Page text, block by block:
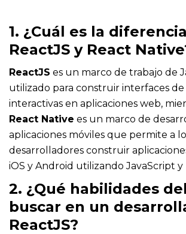
1. ¿Cuál es la
ReactJS y React
ReactJS es un marco de trabajo de
utilizado para construir interfaces
interactivas en aplicaciones web,
React Native es un marco de
aplicaciones móviles que permite a
desarrolladores construir
iOS y Android utilizando JavaScript y
2. ¿Qué habilidades
buscar en un
ReactJS?